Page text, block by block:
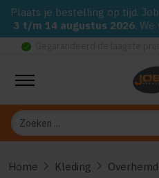
Plaats je bestelling op tijd.
3 t/m 14 augustus 2026.
check_circle
Zoeken
Home chevron_right Kleding chevron_right